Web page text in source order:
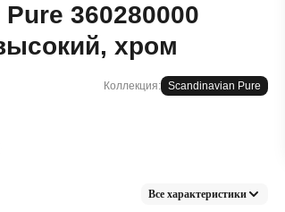
360280000
хром
Коллекция: Scandinavian Pure
Все характеристики